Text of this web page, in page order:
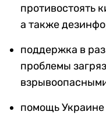
противостоять
а также
поддержка в
проблемы
помощь